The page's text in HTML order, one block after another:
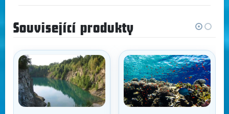
Související produkty